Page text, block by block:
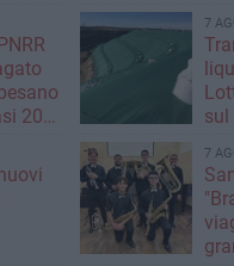
20
7
sul
7